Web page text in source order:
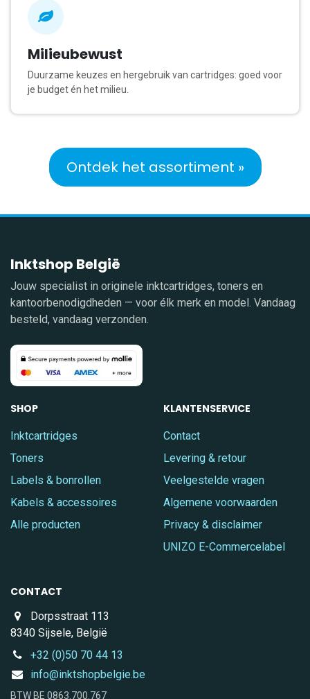
Milieubewust
Duurzame keuzes en hergebruik van cartridges: goed voor
je budget én het milieu.
Ontdek het assortiment »
Inktshop België
Jouw specialist in originele inktcartridges, toners en
kantoorbenodigdheden — voor élk merk en model. Vandaag
besteld, vandaag verzonden.
SHOP
Inktcartridges
Toners
Labels & bonrollen
Kabels & accessoires
Alle producten
KLANTENSERVICE
Contact
Levering & retour
Veelgestelde vragen
Algemene voorwaarden
Privacy & disclaimer
UNIZO E-Commercelabel
CONTACT
Dorpsstraat 113
8340 Sijsele, België
+32 (0)50 70 44 13
info@inktshopbelgie.be
BTW BE 0863.700.767